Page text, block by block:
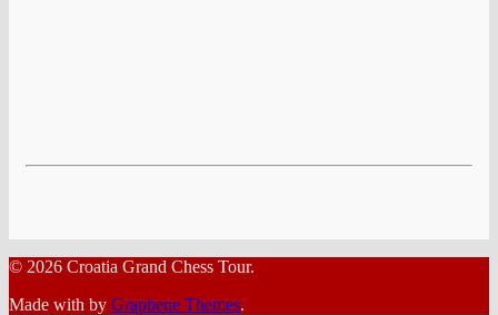
© 2026 Croatia Grand Chess Tour.
Made with by Graphene Themes.